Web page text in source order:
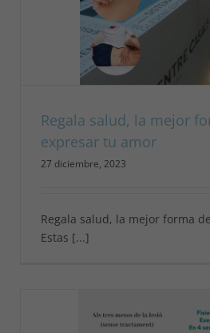
Regala salud, la mejor
expresar tu amor
27 diciembre, 2023
Regala salud, la mejor forma
Estas [...]